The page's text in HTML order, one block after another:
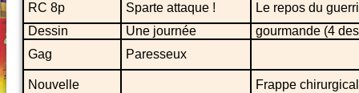
RC 8p
Sparte attaque !
Le repos du
Dessin
Une journée
gourmande (4
Gag
Paresseux
Nouvelle Frappe